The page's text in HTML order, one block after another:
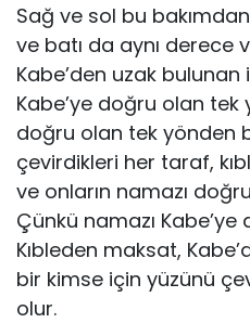
Sağ ve sol bu
ve batı da aynı derece
Kabe’den uzak bulunan
Kabe’ye doğru olan tek
doğru olan tek yönden
çevirdikleri her taraf,
ve onların namazı
Çünkü namazı Kabe’ye
Kıbleden maksat,
bir kimse için yüzünü
olur.